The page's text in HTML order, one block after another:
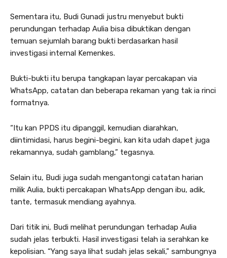
Sementara itu, Budi Gunadi justru menyebut bukti
perundungan terhadap Aulia bisa dibuktikan dengan
temuan sejumlah barang bukti berdasarkan hasil
investigasi internal Kemenkes.
Bukti-bukti itu berupa tangkapan layar percakapan via
WhatsApp, catatan dan beberapa rekaman yang tak ia rinci
formatnya.
“Itu kan PPDS itu dipanggil, kemudian diarahkan,
diintimidasi, harus begini-begini, kan kita udah dapet juga
rekamannya, sudah gamblang,” tegasnya.
Selain itu, Budi juga sudah mengantongi catatan harian
milik Aulia, bukti percakapan WhatsApp dengan ibu, adik,
tante, termasuk mendiang ayahnya.
Dari titik ini, Budi melihat perundungan terhadap Aulia
sudah jelas terbukti. Hasil investigasi telah ia serahkan ke
kepolisian. “Yang saya lihat sudah jelas sekali,” sambungnya